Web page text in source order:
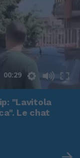
00:29
"Lavitola
Le chat